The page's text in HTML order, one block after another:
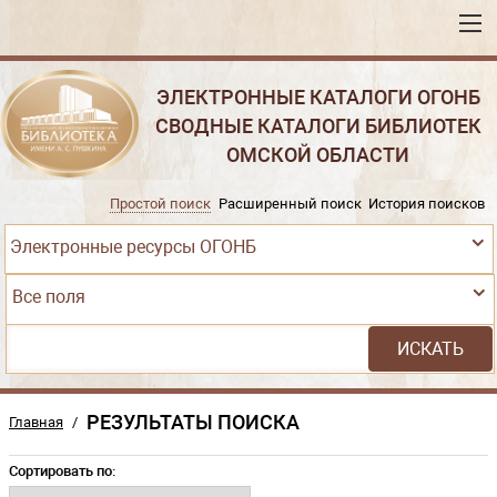
ЭЛЕКТРОННЫЕ КАТАЛОГИ ОГОНБ
СВОДНЫЕ КАТАЛОГИ БИБЛИОТЕК
ОМСКОЙ ОБЛАСТИ
Электронные ресурсы ОГОНБ
Простой поиск Расширенный поиск История поисков
Все поля
Главная / РЕЗУЛЬТАТЫ ПОИСКА
Сортировать по: